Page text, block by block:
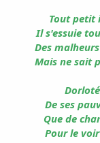
C'est le
Ça vous
Et
Tout petit
Il s'essuie
Des
Mais ne sait
De ses
Que de
Pour le